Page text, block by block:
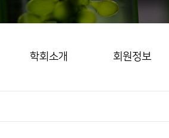
학회소개 회원정보